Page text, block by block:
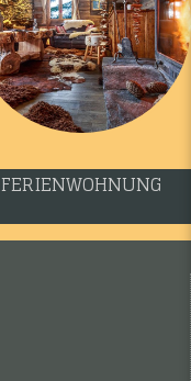
FERIENWOHNUNG